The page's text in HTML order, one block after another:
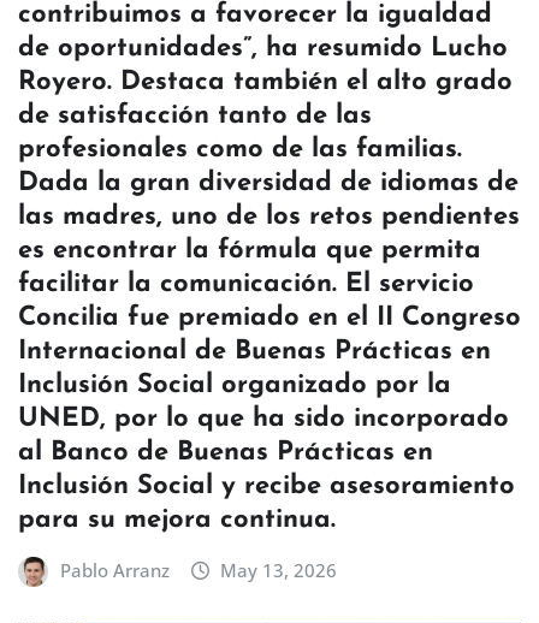
contribuimos a favorecer la igualdad
de oportunidades”, ha resumido Lucho
Royero. Destaca también el alto grado
de satisfacción tanto de las
profesionales como de las familias.
Dada la gran diversidad de idiomas de
las madres, uno de los retos pendientes
es encontrar la fórmula que permita
facilitar la comunicación. El servicio
Concilia fue premiado en el II Congreso
Internacional de Buenas Prácticas en
Inclusión Social organizado por la
UNED, por lo que ha sido incorporado
al Banco de Buenas Prácticas en
Inclusión Social y recibe asesoramiento
para su mejora continua.
Pablo Arranz May 13, 2026